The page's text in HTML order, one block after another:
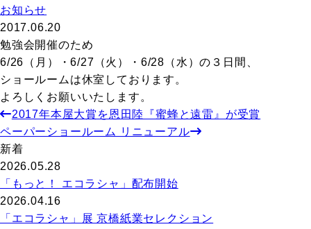
お知らせ
2017.06.20
勉強会開催のため
6/26（月）・6/27（火）・6/28（水）の３日間、
ショールームは休室しております。
よろしくお願いいたします。
2017年本屋大賞を恩田陸『蜜蜂と遠雷』が受賞
ペーパーショールーム リニューアル
新着
2026.05.28
「もっと！ エコラシャ」配布開始
2026.04.16
「エコラシャ」展 京橋紙業セレクション